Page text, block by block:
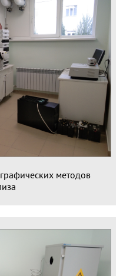
методов